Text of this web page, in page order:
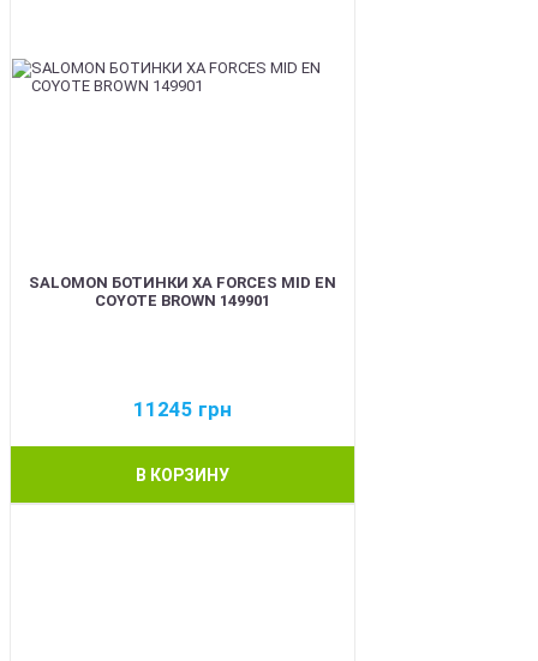
SALOMON БОТИНКИ XA FORCES MID EN
COYOTE BROWN 149901
11245 грн
В КОРЗИНУ